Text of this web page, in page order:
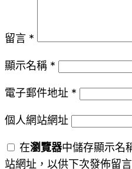
留言 *
顯示名稱 *
電子郵件地址 *
個人網站網址
在瀏覽器中儲存顯示名
站網址，以供下次發佈留